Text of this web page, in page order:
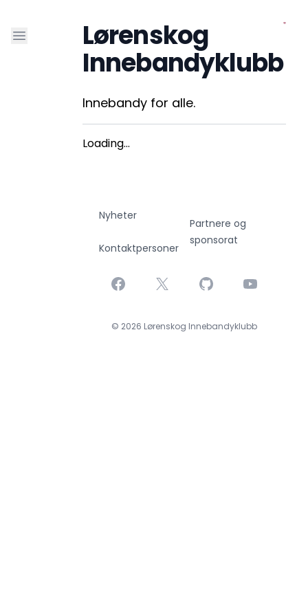
Open sidebarLørenskog
Innebandyklubb
Innebandy for alle.
Loading...
Nyheter
Kontaktpersoner
Partnere og
sponsorat
Facebook
X GitHub YouTube
© 2026 Lørenskog Innebandyklubb